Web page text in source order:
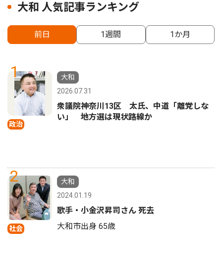
大和 人気記事ランキング
前日 1週間 1か月
1
政治
大和
2026.07.31
衆議院神奈川13区 太氏、中道「離党しな
い」 地方選は現状路線か
2
社会
大和
2024.01.19
歌手・小金沢昇司さん 死去
大和市出身 65歳